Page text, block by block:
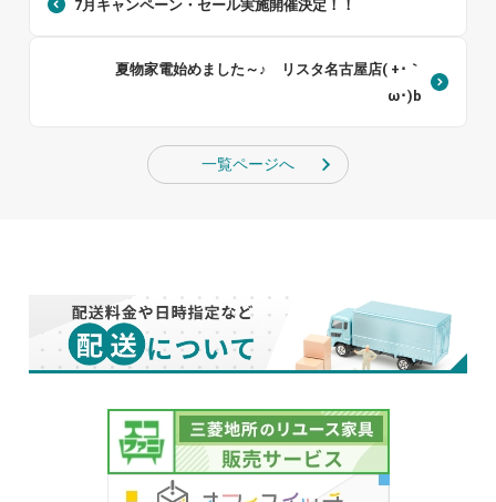
7月キャンペーン・セール実施開催決定！！
夏物家電始めました～♪ リスタ名古屋店( +･｀
ω･)b
一覧ページへ